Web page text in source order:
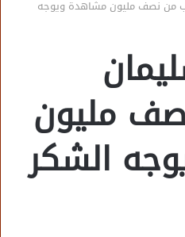
من نصف مليون مشاهدة ويوجه
مليون
الشكر